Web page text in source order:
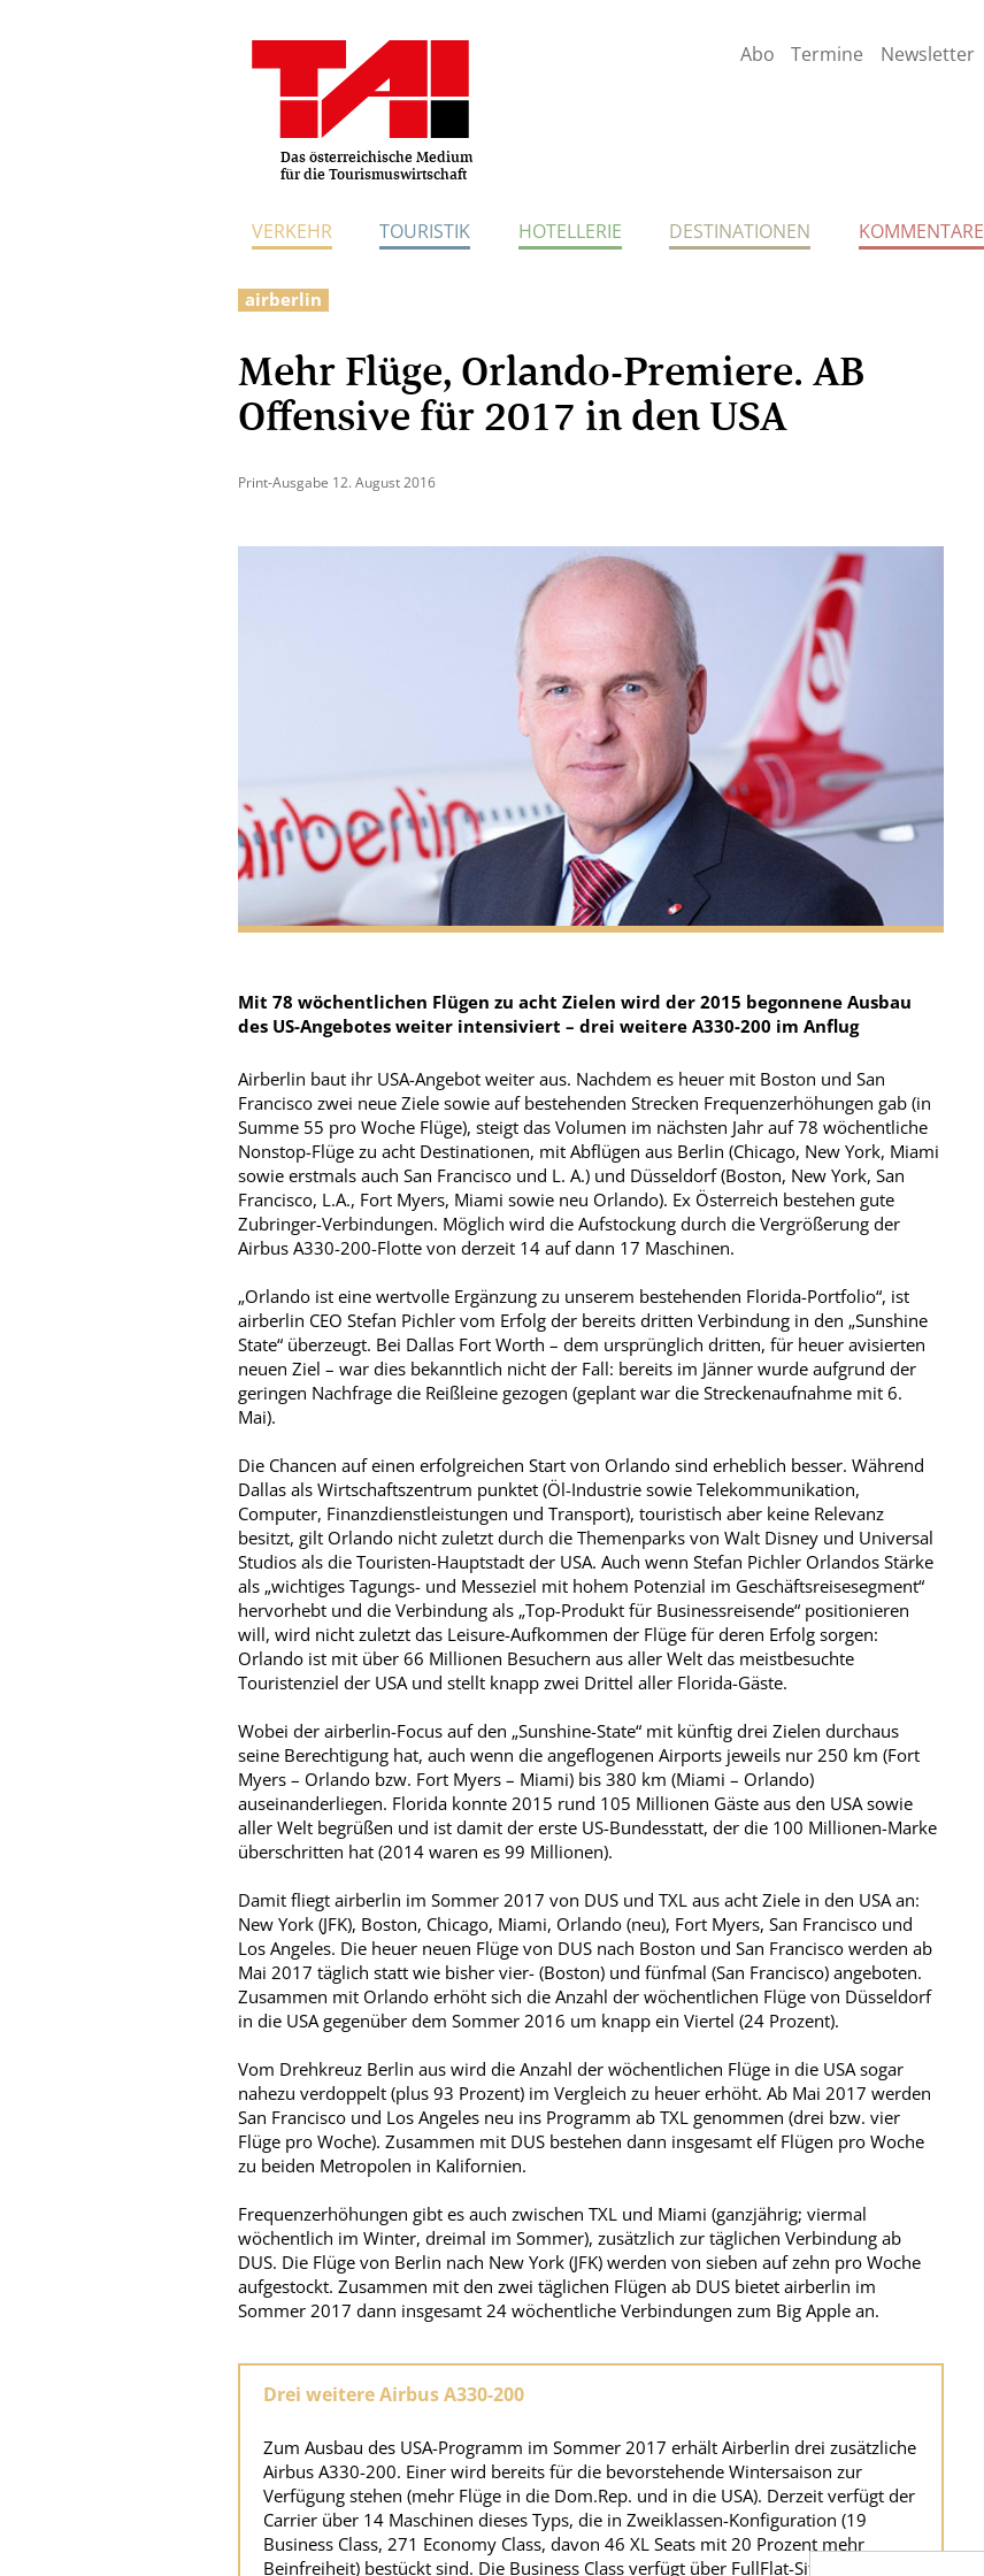
Das österreichische Medium
für die Tourismuswirtschaft
Abo Termine Newsletter
VERKEHR TOURISTIK HOTELLERIE DESTINATIONEN KOMMENTARE
airberlin
Mehr Flüge, Orlando-Premiere. AB
Offensive für 2017 in den USA
Print-Ausgabe 12. August 2016
Mit 78 wöchentlichen Flügen zu acht Zielen wird der 2015 begonnene Ausbau
des US-Angebotes weiter intensiviert – drei weitere A330-200 im Anflug
Airberlin baut ihr USA-Angebot weiter aus. Nachdem es heuer mit Boston und San
Francisco zwei neue Ziele sowie auf bestehenden Strecken Frequenzerhöhungen gab (in
Summe 55 pro Woche Flüge), steigt das Volumen im nächsten Jahr auf 78 wöchentliche
Nonstop-Flüge zu acht Destinationen, mit Abflügen aus Berlin (Chicago, New York, Miami
sowie erstmals auch San Francisco und L. A.) und Düsseldorf (Boston, New York, San
Francisco, L.A., Fort Myers, Miami sowie neu Orlando). Ex Österreich bestehen gute
Zubringer-Verbindungen. Möglich wird die Aufstockung durch die Vergrößerung der
Airbus A330-200-Flotte von derzeit 14 auf dann 17 Maschinen.
„Orlando ist eine wertvolle Ergänzung zu unserem bestehenden Florida-Portfolio“, ist
airberlin CEO Stefan Pichler vom Erfolg der bereits dritten Verbindung in den „Sunshine
State“ überzeugt. Bei Dallas Fort Worth – dem ursprünglich dritten, für heuer avisierten
neuen Ziel – war dies bekanntlich nicht der Fall: bereits im Jänner wurde aufgrund der
geringen Nachfrage die Reißleine gezogen (geplant war die Streckenaufnahme mit 6.
Mai).
Die Chancen auf einen erfolgreichen Start von Orlando sind erheblich besser. Während
Dallas als Wirtschaftszentrum punktet (Öl-Industrie sowie Telekommunikation,
Computer, Finanzdienstleistungen und Transport), touristisch aber keine Relevanz
besitzt, gilt Orlando nicht zuletzt durch die Themenparks von Walt Disney und Universal
Studios als die Touristen-Hauptstadt der USA. Auch wenn Stefan Pichler Orlandos Stärke
als „wichtiges Tagungs- und Messeziel mit hohem Potenzial im Geschäftsreisesegment“
hervorhebt und die Verbindung als „Top-Produkt für Businessreisende“ positionieren
will, wird nicht zuletzt das Leisure-Aufkommen der Flüge für deren Erfolg sorgen:
Orlando ist mit über 66 Millionen Besuchern aus aller Welt das meistbesuchte
Touristenziel der USA und stellt knapp zwei Drittel aller Florida-Gäste.
Wobei der airberlin-Focus auf den „Sunshine-State“ mit künftig drei Zielen durchaus
seine Berechtigung hat, auch wenn die angeflogenen Airports jeweils nur 250 km (Fort
Myers – Orlando bzw. Fort Myers – Miami) bis 380 km (Miami – Orlando)
auseinanderliegen. Florida konnte 2015 rund 105 Millionen Gäste aus den USA sowie
aller Welt begrüßen und ist damit der erste US-Bundesstatt, der die 100 Millionen-Marke
überschritten hat (2014 waren es 99 Millionen).
Damit fliegt airberlin im Sommer 2017 von DUS und TXL aus acht Ziele in den USA an:
New York (JFK), Boston, Chicago, Miami, Orlando (neu), Fort Myers, San Francisco und
Los Angeles. Die heuer neuen Flüge von DUS nach Boston und San Francisco werden ab
Mai 2017 täglich statt wie bisher vier- (Boston) und fünfmal (San Francisco) angeboten.
Zusammen mit Orlando erhöht sich die Anzahl der wöchentlichen Flüge von Düsseldorf
in die USA gegenüber dem Sommer 2016 um knapp ein Viertel (24 Prozent).
Vom Drehkreuz Berlin aus wird die Anzahl der wöchentlichen Flüge in die USA sogar
nahezu verdoppelt (plus 93 Prozent) im Vergleich zu heuer erhöht. Ab Mai 2017 werden
San Francisco und Los Angeles neu ins Programm ab TXL genommen (drei bzw. vier
Flüge pro Woche). Zusammen mit DUS bestehen dann insgesamt elf Flügen pro Woche
zu beiden Metropolen in Kalifornien.
Frequenzerhöhungen gibt es auch zwischen TXL und Miami (ganzjährig; viermal
wöchentlich im Winter, dreimal im Sommer), zusätzlich zur täglichen Verbindung ab
DUS. Die Flüge von Berlin nach New York (JFK) werden von sieben auf zehn pro Woche
aufgestockt. Zusammen mit den zwei täglichen Flügen ab DUS bietet airberlin im
Sommer 2017 dann insgesamt 24 wöchentliche Verbindungen zum Big Apple an.
Drei weitere Airbus A330-200
Zum Ausbau des USA-Programm im Sommer 2017 erhält Airberlin drei zusätzliche
Airbus A330-200. Einer wird bereits für die bevorstehende Wintersaison zur
Verfügung stehen (mehr Flüge in die Dom.Rep. und in die USA). Derzeit verfügt der
Carrier über 14 Maschinen dieses Typs, die in Zweiklassen-Konfiguration (19
Business Class, 271 Economy Class, davon 46 XL Seats mit 20 Prozent mehr
Beinfreiheit) bestückt sind. Die Business Class verfügt über FullFlat-Sitze, dasselbe